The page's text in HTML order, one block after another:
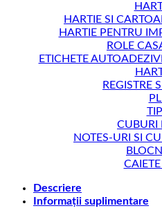
HARTIE SI
HARTIE PENTRU
ROLE
ETICHETE
REGISTRE
CUBURI
NOTES-URI SI
Descriere
Informații suplimentare